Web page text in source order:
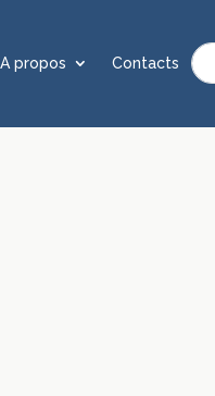
A propos Contacts